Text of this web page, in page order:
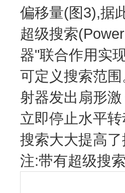
偏移量(图3),据
超级搜索
器"联合作用实
可定义搜索范
射器发出扇形
立即停止水平
搜索大大提高
注:带有超级搜